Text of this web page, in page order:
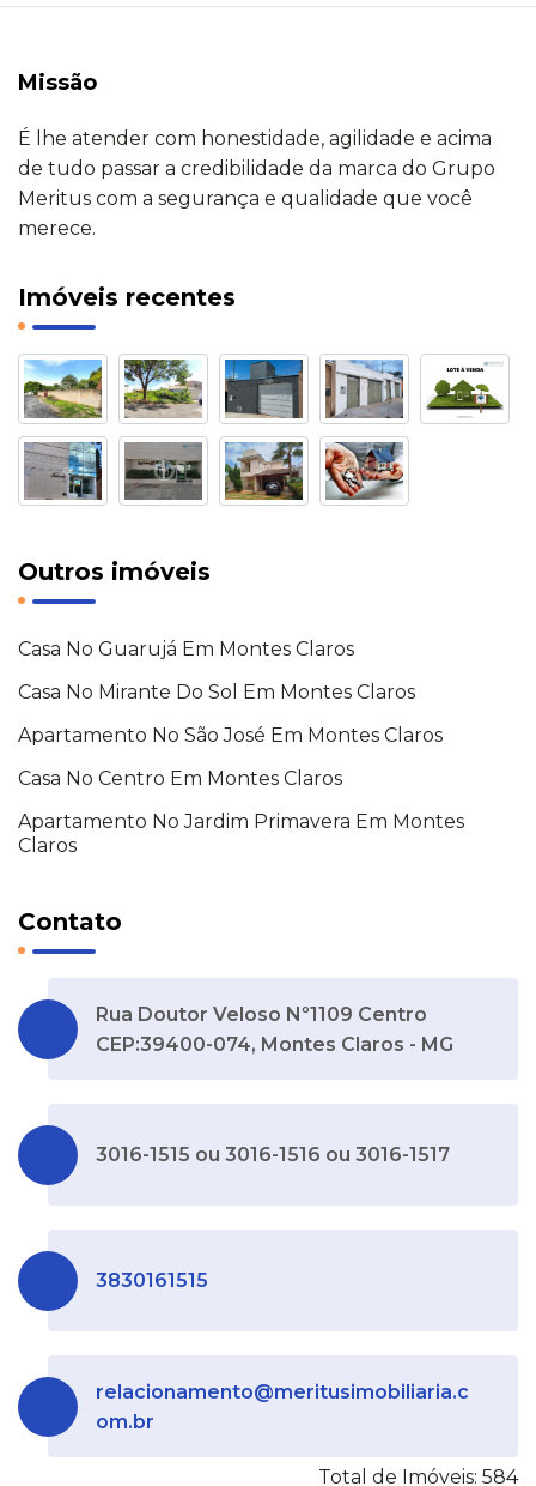
Missão
É lhe atender com honestidade, agilidade e acima
de tudo passar a credibilidade da marca do Grupo
Meritus com a segurança e qualidade que você
merece.
Imóveis recentes
Outros imóveis
Casa No Guarujá Em Montes Claros
Casa No Mirante Do Sol Em Montes Claros
Apartamento No São José Em Montes Claros
Casa No Centro Em Montes Claros
Apartamento No Jardim Primavera Em Montes
Claros
Contato
Rua Doutor Veloso Nº1109 Centro
CEP:39400-074, Montes Claros - MG
3016-1515 ou 3016-1516 ou 3016-1517
3830161515
relacionamento@meritusimobiliaria.c
om.br
Total de Imóveis: 584